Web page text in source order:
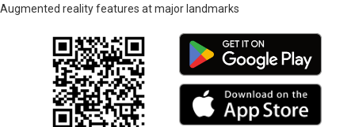
Augmented reality features at major landmarks